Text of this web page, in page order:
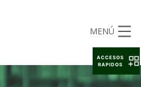
MENÚ
ACCESOS
RAPIDOS